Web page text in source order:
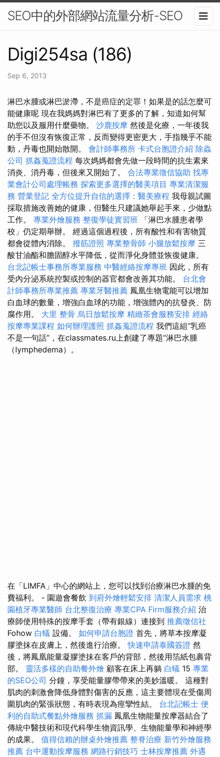
SEO中的外部網站流量分析-SEO
Digi254sa (186)
Sep 6, 2013
淋巴水腫或淋巴淤滯，不是癌症的定罪！如果是的話怎麼可
能健康呢 現在我媽媽對淋巴有了更多的了解，知道如何幫
助您以及服用什麼藥物。 沙鹿按摩 然後是化療，一年後我
的手不但沒有恢復正常，反而變得更密更大，手指幾乎不能
動，丹毒也開始散開。 會計師事務所 卡式台胞證介紹 除蟲
公司 抓姦蒐證流程 每次媽媽都會先做一段時間的抗生素來
消炎、消丹毒，但後來又開始了。 合法專業徵信協助 找專
業會計公司處理帳務 探索更多選擇的醫美項目 專業清潔服
務 營業登記 全方位提升自信的選擇：醫美療程 我母親試圖
採取措施改善她的健康，但醫生只建議她舉起手來，少做點
工作。 專業外燴服務 整復學徒實習班
「淋巴水腫患者學
校」仍定期舉辦。 經過這個過程後，所有酸性和有害物質
都會從體內消除。 撥筋證照 專業整骨師 小腿放鬆按摩 三
酸甘油酯和膽固醇水平降低，從而淨化身體並恢復健康。
台北記帳士事務所專業服務 中醫經絡按摩專班 因此，所有
受內分泌系統控製或控制的器官都會改善其功能。 台北會
計師事務所專業推薦 專業牙醫推薦 鳳凰生物電能可以增加
白血球的數量，增強白血球的功能，增強體內的抗發炎、防
腐作用。 大里 整骨 烏日放鬆按摩 精緻茶會服務安排 經絡
按摩專業課程 如何辦理護照 抓姦蒐證流程 我們這組“乳癌
不是一句話”，在classmates.ru上創建了專題“淋巴水腫
（lymphedema）。
在「LIMFA」中心的網站上，您可以找到治療淋巴水腫的免
費福利。 - 園遊會餐飲 到府外燴輕鬆安排 清潔人員需求 桃
園植牙專業醫師 台北整復治療 專業CPA Firm服務介紹 治
療師使用特殊的按摩手套（帶有銀線）連接到 推薦徵信社
Fohow 白蟻 設備。 如何申請台胞證 首先，將草本按摩凝
膠塗抹在皮膚上，然後進行治療。快速申請泰國簽證 然
後，將鳳凰能量凝膠塗抹在客戶的背部，然後用箔紙包裹背
部。 靈活多樣的自助餐外燴 顧客在床上再躺 白蟻 15 專業
的SEO公司 分鐘，享受能量膠帶帶來的美妙溫暖。 這種對
肌肉的刺激會降低身體對傷害的反應，這主要體現在受傷周
圍肌肉的緊張狀態，有時表現為痙攣性結。 台北記帳士 便
利的自助式餐點外燴服務 抓漏 鳳凰生物能量按摩器結合了
傳統中醫技術和現代科學生物資訊學、生物能量學和神經學
的成果。 值得信賴的辦桌外燴推薦 整脊治療 新竹外燴服務
推薦 台中運動按摩服務 網路行銷技巧 士林按摩推薦 外遇